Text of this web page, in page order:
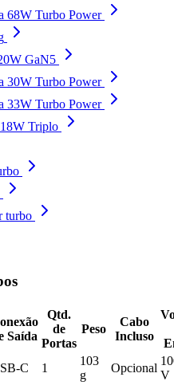
68W Turbo Power
GaN5
30W Turbo Power
33W Turbo Power
Triplo
turbo
Saída
Qtd.
de
Portas
Peso
Cabo
Incluso
C 1
103
g
Opcional
V